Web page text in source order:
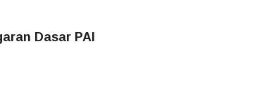
Dasar PAI